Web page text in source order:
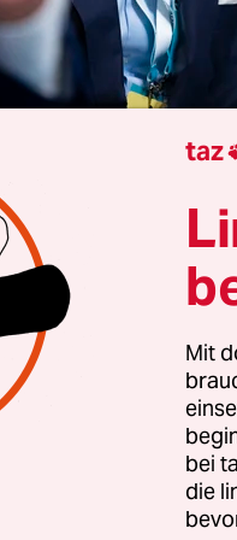
um
bislang bekannt.
Auch die
durch politischen
gegen die
vom Februar
taz
Mit
bei
die